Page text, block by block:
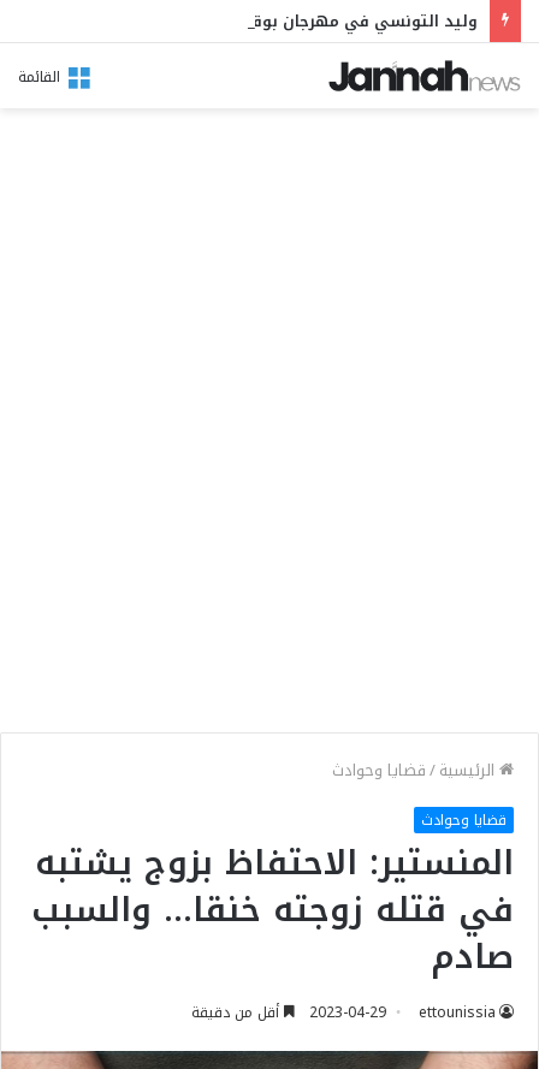
القائمة
الرئيسية/قضايا وحوادث
قضايا وحوادث
المنستير: الاحتفاظ بزوج يشتبه
في قتله زوجته خنقا… والسبب
صادم
ettounissia
2023-04-29 أقل من دقيقة